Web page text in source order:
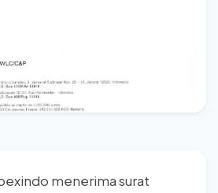
menerima surat